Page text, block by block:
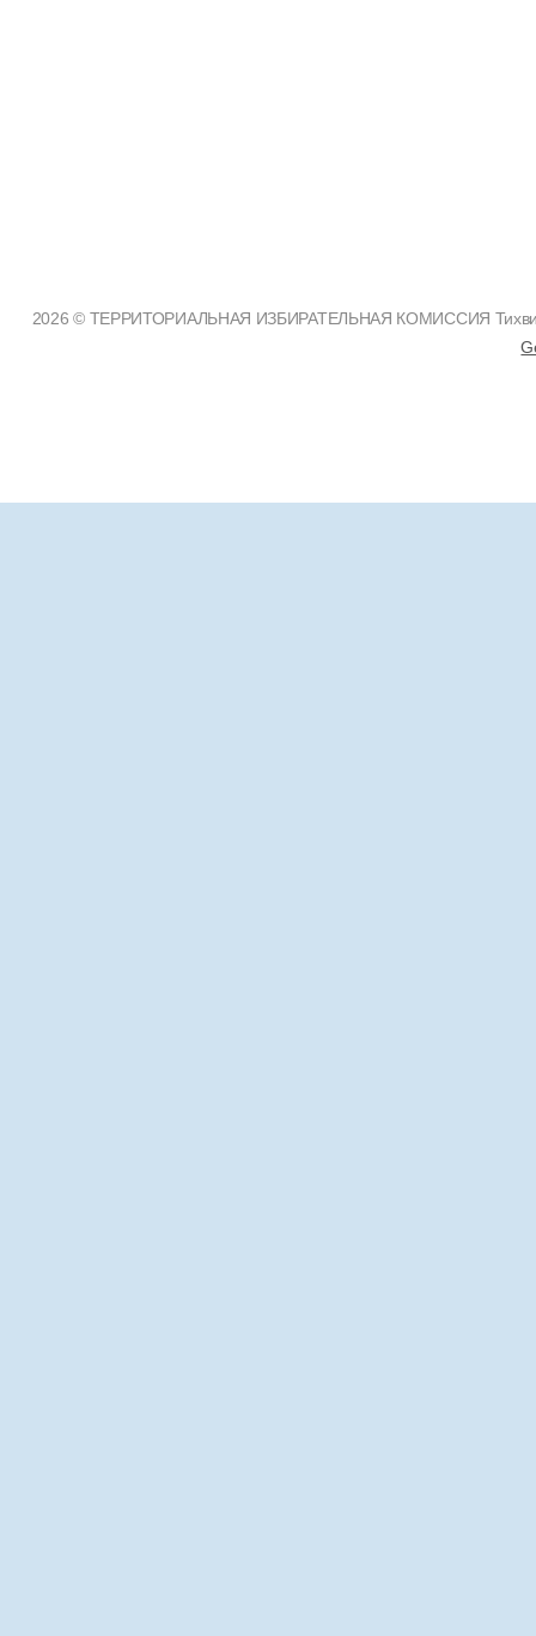
2026 © ТЕРРИТОРИАЛЬНАЯ ИЗБИРАТЕЛЬНАЯ КОМИССИЯ